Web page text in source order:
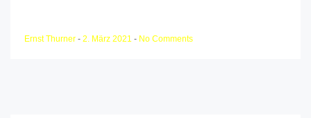
Ernst Thurner - 2. März 2021 - No Comments